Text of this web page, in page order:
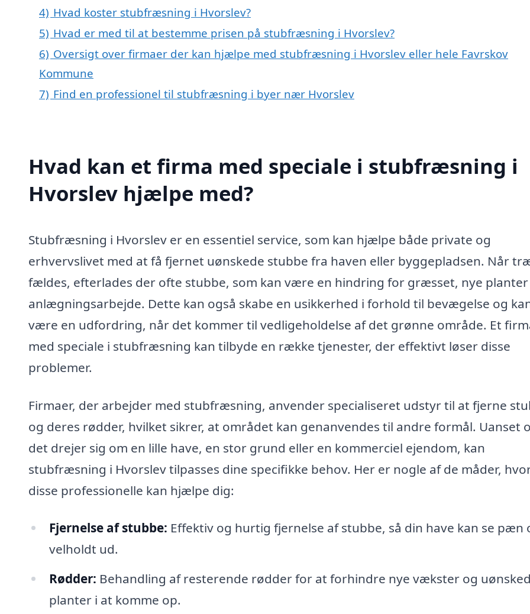
4) Hvad koster stubfræsning i Hvorslev?
5) Hvad er med til at bestemme prisen på stubfræsning i Hvorslev?
6) Oversigt over firmaer der kan hjælpe med stubfræsning i Hvorslev eller hele Favrskov
Kommune
7) Find en professionel til stubfræsning i byer nær Hvorslev
Hvad kan et firma med speciale i stubfræsning i
Hvorslev hjælpe med?
Stubfræsning i Hvorslev er en essentiel service, som kan hjælpe både private og
erhvervslivet med at få fjernet uønskede stubbe fra haven eller byggepladsen. Når
fældes, efterlades der ofte stubbe, som kan være en hindring for græsset, nye
anlægningsarbejde. Dette kan også skabe en usikkerhed i forhold til bevægelse og
være en udfordring, når det kommer til vedligeholdelse af det grønne område. Et
med speciale i stubfræsning kan tilbyde en række tjenester, der effektivt løser disse
problemer.
Firmaer, der arbejder med stubfræsning, anvender specialiseret udstyr til at fjerne
og deres rødder, hvilket sikrer, at området kan genanvendes til andre formål. Uanset
det drejer sig om en lille have, en stor grund eller en kommerciel ejendom, kan
stubfræsning i Hvorslev tilpasses dine specifikke behov. Her er nogle af de måder,
disse professionelle kan hjælpe dig:
Fjernelse af stubbe: Effektiv og hurtig fjernelse af stubbe, så din have kan se pæn
velholdt ud.
Rødder: Behandling af resterende rødder for at forhindre nye vækster og
planter i at komme op.